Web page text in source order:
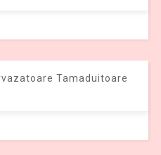
Tamaduitoare